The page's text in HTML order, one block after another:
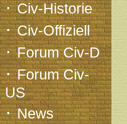
·Civ-Historie
·Civ-Offiziell
·Forum Civ-D
·Forum Civ-
US
·News